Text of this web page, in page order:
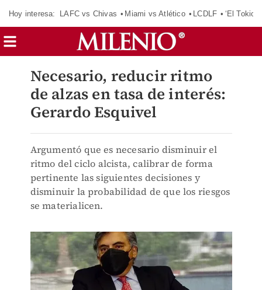
Hoy interesa: LAFC vs Chivas Miami vs Atlético LCDLF ‘El Tokio’
Necesario, reducir ritmo
de alzas en tasa de interés:
Gerardo Esquivel
Argumentó que es necesario disminuir el
ritmo del ciclo alcista, calibrar de forma
pertinente las siguientes decisiones y
disminuir la probabilidad de que los riesgos
se materialicen.